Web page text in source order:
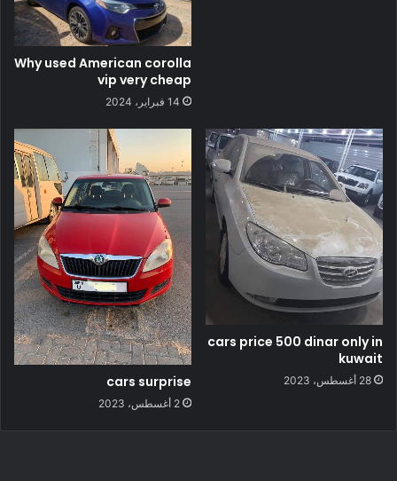
Why used American corolla
vip very cheap
14 فبراير، 2024
cars price 500 dinar only in
kuwait
28 أغسطس، 2023 cars surprise
2 أغسطس، 2023